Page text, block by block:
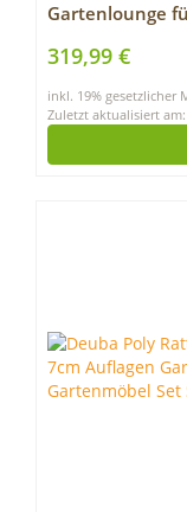
Gartenlounge
mit Sessel, Sofa,
Dunkelgrau
319,99 €
inkl. 19% gesetzlicher
Zuletzt aktualisiert am: